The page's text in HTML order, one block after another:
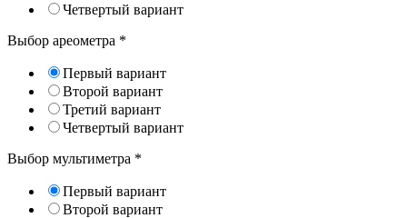
Четвертый вариант
Выбор ареометра *
Первый вариант
Второй вариант
Третий вариант
Четвертый вариант
Выбор мультиметра *
Первый вариант
Второй вариант